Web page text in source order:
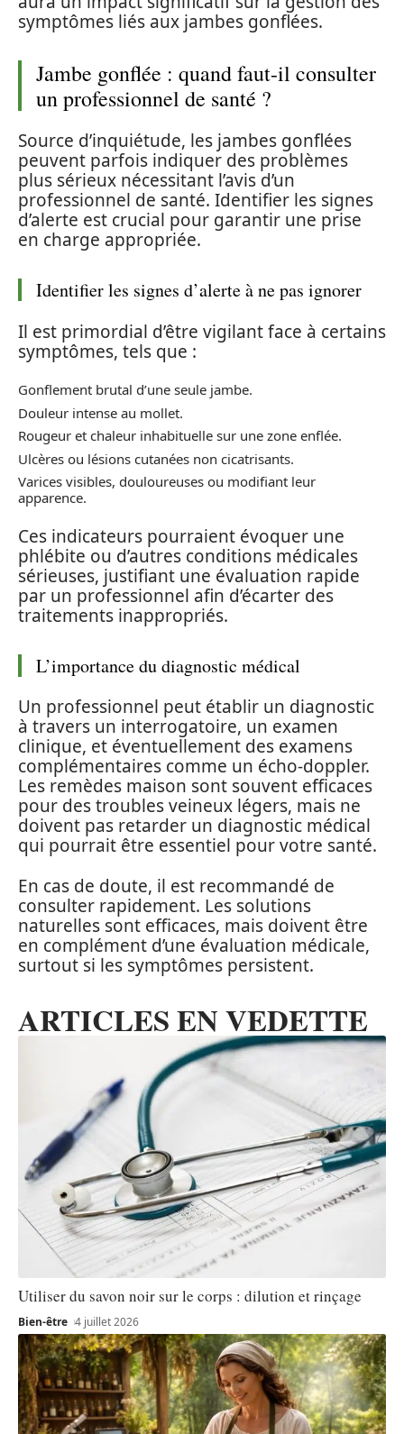
symptômes liés aux jambes gonflées.
Jambe gonflée : quand faut-il consulter
un professionnel de santé ?
Source d’inquiétude, les jambes gonflées
peuvent parfois indiquer des problèmes
plus sérieux nécessitant l’avis d’un
professionnel de santé. Identifier les signes
d’alerte est crucial pour garantir une prise
en charge appropriée.
Identifier les signes d’alerte à ne pas ignorer
Il est primordial d’être vigilant face à certains
symptômes, tels que :
Gonflement brutal d’une seule jambe.
Douleur intense au mollet.
Rougeur et chaleur inhabituelle sur une zone enflée.
Ulcères ou lésions cutanées non cicatrisants.
Varices visibles, douloureuses ou modifiant leur
apparence.
Ces indicateurs pourraient évoquer une
phlébite ou d’autres conditions médicales
sérieuses, justifiant une évaluation rapide
par un professionnel afin d’écarter des
traitements inappropriés.
L’importance du diagnostic médical
Un professionnel peut établir un diagnostic
à travers un interrogatoire, un examen
clinique, et éventuellement des examens
complémentaires comme un écho-doppler.
Les remèdes maison sont souvent efficaces
pour des troubles veineux légers, mais ne
doivent pas retarder un diagnostic médical
qui pourrait être essentiel pour votre santé.
En cas de doute, il est recommandé de
consulter rapidement. Les solutions
naturelles sont efficaces, mais doivent être
en complément d’une évaluation médicale,
surtout si les symptômes persistent.
ARTICLES EN VEDETTE
Utiliser du savon noir sur le corps : dilution et rinçage
Bien-être 4 juillet 2026